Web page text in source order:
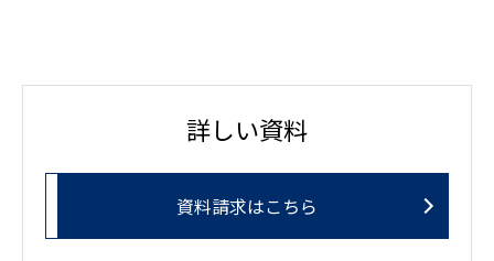
詳しい資料
資料請求はこちら